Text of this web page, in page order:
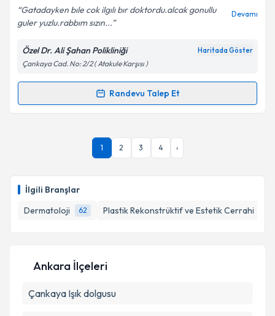
İlgili Branşlar
Dermatoloji
62 Plastik Rekonstrüktif ve Estetik Cerrahi
E-posta Adresiniz
Kişisel verilerimin işlenmesine ilişkin
Metni'ni okudum ve kişisel verilerimin belirtilen
kapsamda işlenmesini kabul ediyorum.
Gatadayken bıle cok ilgılı bır doktordu.alcak gonullu
guler yuzlu.rabbım sızın...
Devamı
Özel Dr. Ali Şahan Polikliniği Haritada Göster
Çankaya Cad. No: 2/2 ( Atakule Karşısı )
Randevu Talep Et
Randevu Takvimi Talebi
Uzm. Dr. Ali Şahaniçin randevu takvimi talebi
oluşturun. Size bu uzmandan randevu almanız için bir
E-posta Adresiniz
Metni'ni okudum ve kişisel verilerimin belirtilen
kapsamda işlenmesini kabul ediyorum.
1 2 3 4 ›
Ankara İlçeleri
Çankaya Işık dolgusu